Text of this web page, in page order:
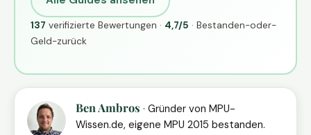
137 verifizierte Bewertungen · 4,7/5 · Bestanden-oder-
Geld-zurück
Ben Ambros · Gründer von MPU-
Wissen.de, eigene MPU 2015 bestanden.